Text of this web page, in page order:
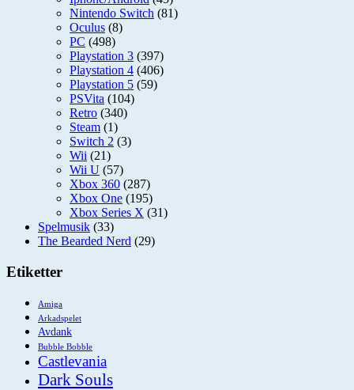
Nintendo Switch (81)
Oculus (8)
PC (498)
Playstation 3 (397)
Playstation 4 (406)
Playstation 5 (59)
PSVita (104)
Retro (340)
Steam (1)
Switch 2 (3)
Wii (21)
Wii U (57)
Xbox 360 (287)
Xbox One (195)
Xbox Series X (31)
Spelmusik (33)
The Bearded Nerd (29)
Etiketter
Amiga
Arkadspelet
Avdank
Bubble Bobble
Castlevania
Dark Souls